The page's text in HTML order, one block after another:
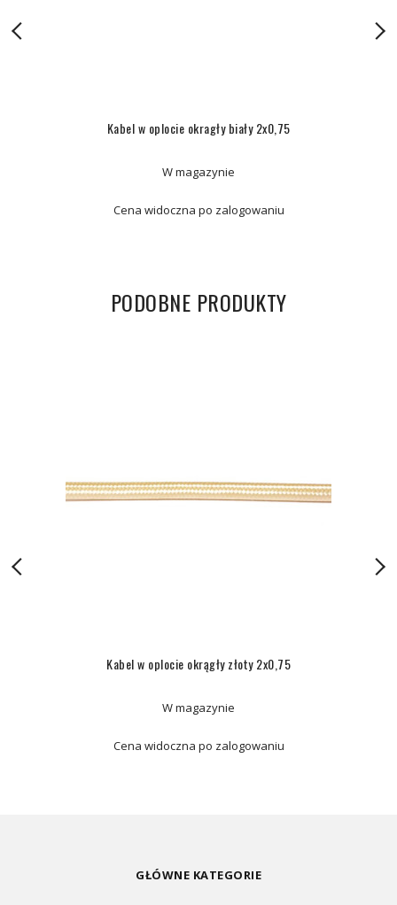
Kabel w oplocie okragły biały 2x0,75
W magazynie
Cena widoczna po zalogowaniu
PODOBNE PRODUKTY
Kabel w oplocie okrągły złoty 2x0,75
W magazynie
Cena widoczna po zalogowaniu
GŁÓWNE KATEGORIE